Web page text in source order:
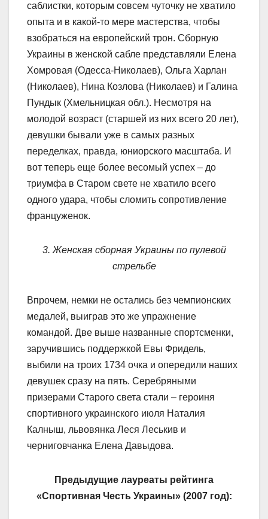
саблистки, которым совсем чуточку не хватило
опыта и в какой-то мере мастерства, чтобы
взобраться на европейский трон. Сборную
Украины в женской сабле представляли Елена
Хомровая (Одесса-Николаев), Ольга Харлан
(Николаев), Нина Козлова (Николаев) и Галина
Пундык (Хмельницкая обл.). Несмотря на
молодой возраст (старшей из них всего 20 лет),
девушки бывали уже в самых разных
переделках, правда, юниорского масштаба. И
вот теперь еще более весомый успех – до
триумфа в Старом свете не хватило всего
одного удара, чтобы сломить сопротивление
француженок.
3. Женская сборная Украины по пулевой
стрельбе
Впрочем, немки не остались без чемпионских
медалей, выиграв это же упражнение
командой. Две выше названные спортсменки,
заручившись поддержкой Евы Фридель,
выбили на троих 1734 очка и опередили наших
девушек сразу на пять. Серебряными
призерами Старого света стали – героиня
спортивного украинского июля Наталия
Калныш, львовянка Леся Леськив и
черниговчанка Елена Давыдова.
Предыдущие лауреаты рейтинга
«Спортивная Честь Украины» (2007 год):